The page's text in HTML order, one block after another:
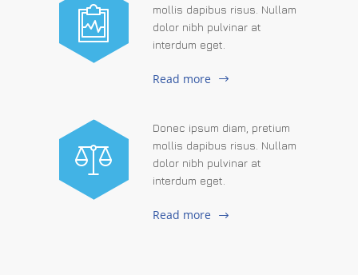
mollis dapibus risus. Nullam
dolor nibh pulvinar at
interdum eget.
Read more
Donec ipsum diam, pretium
mollis dapibus risus. Nullam
dolor nibh pulvinar at
interdum eget.
Read more